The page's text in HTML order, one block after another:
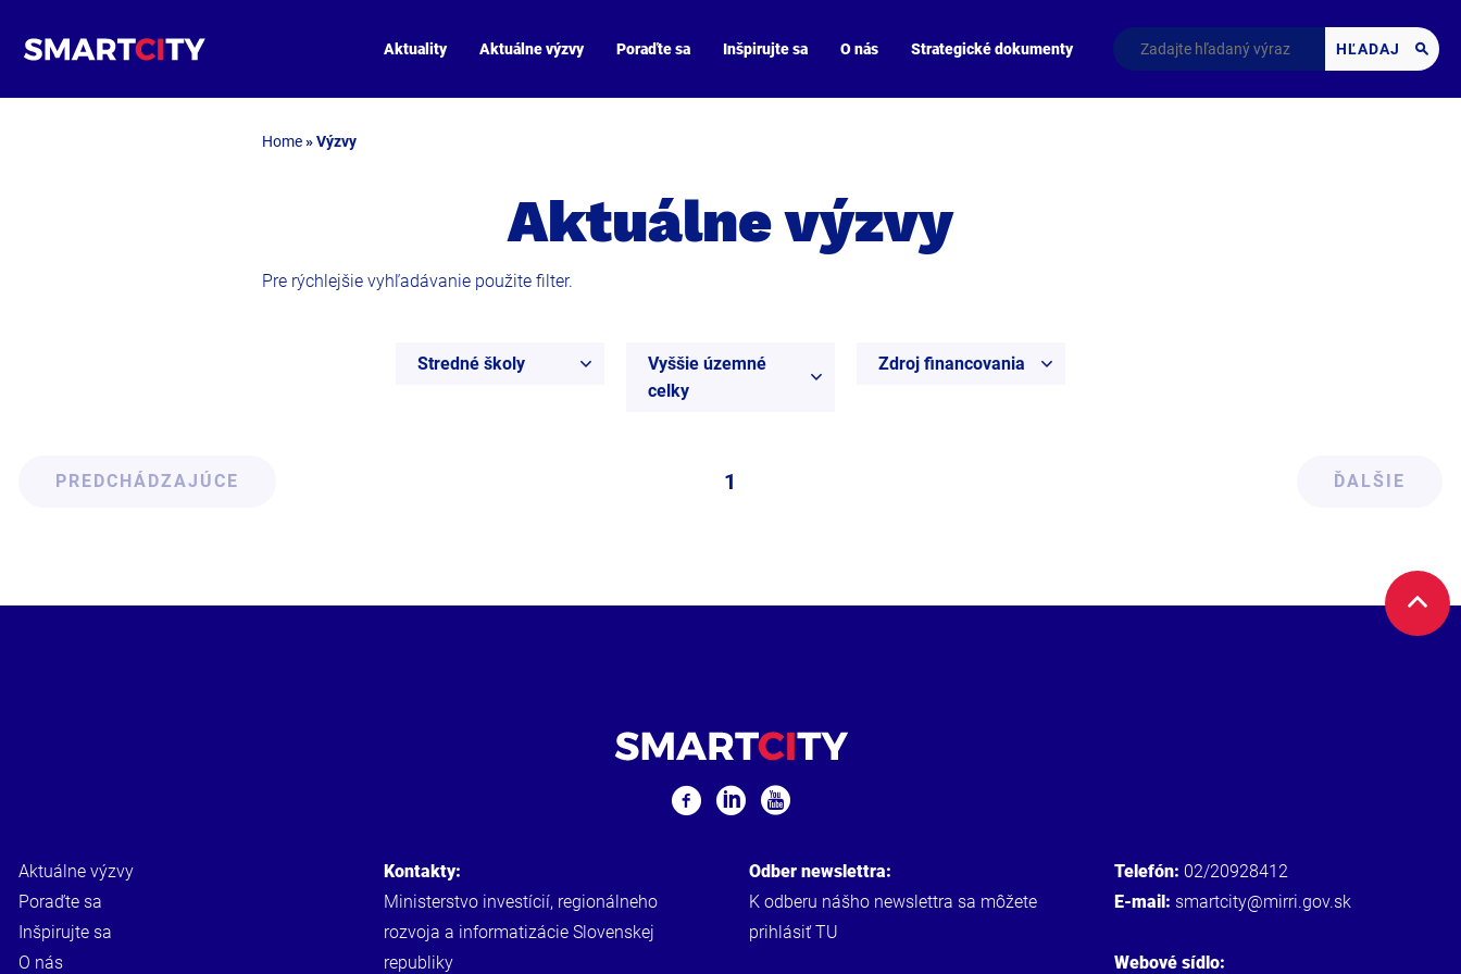
Aktuality Aktuálne výzvy Poraďte sa Inšpirujte sa O nás Strategické dokumenty HĽADAJ
Home»Výzvy
Aktuálne výzvy
Pre rýchlejšie vyhľadávanie použite filter.
Stredné školy
Vyššie územné
celky
Zdroj financovania
PREDCHÁDZAJÚCE 1 ĎALŠIE
Aktuálne výzvy
Poraďte sa
Inšpirujte sa
O nás
Kontakty:
Ministerstvo investícií, regionálneho
rozvoja a informatizácie Slovenskej
republiky
Odber newslettra:
K odberu nášho newslettra sa môžete
prihlásiťTU
Telefón: 02/20928412
E-mail: smartcity@mirri.gov.sk
Webové sídlo: